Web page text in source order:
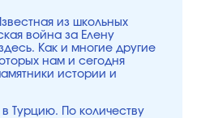
из школьных
война за Елену
Как и многие другие
нам и сегодня
истории и
Турцию. По количеству